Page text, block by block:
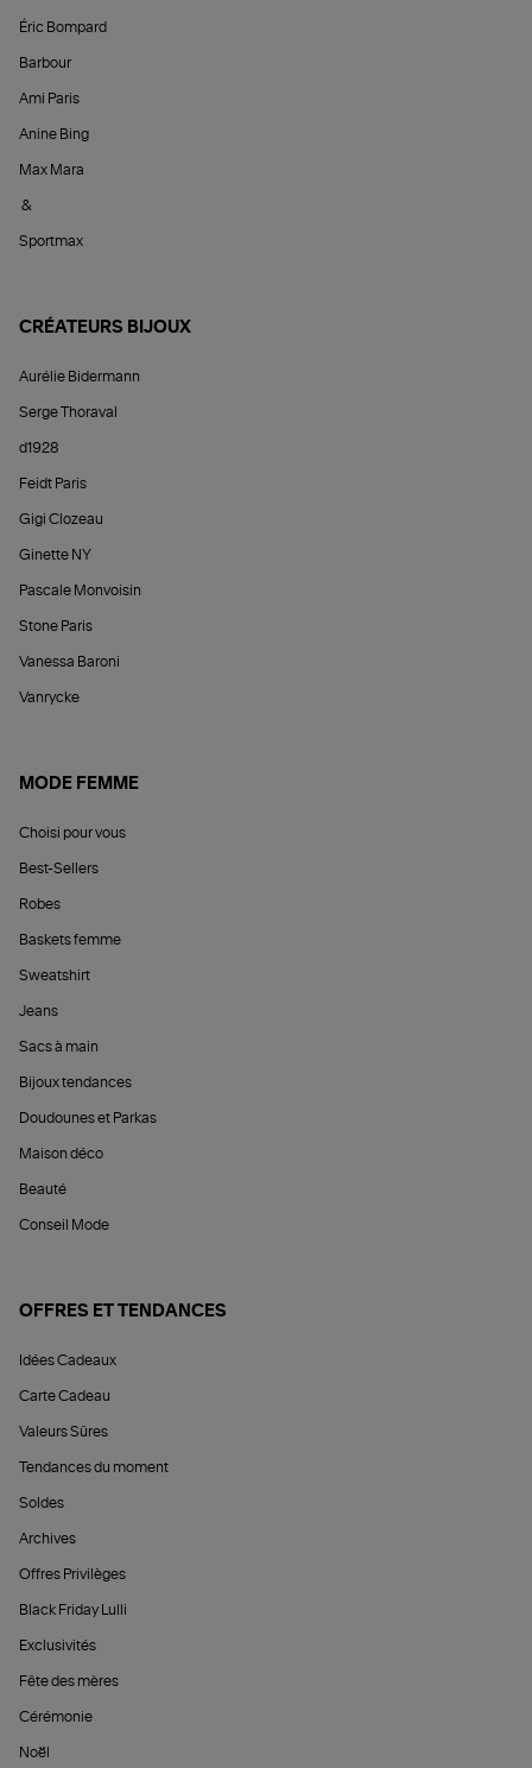
Éric Bompard
Barbour
Ami Paris
Anine Bing
Max Mara
&
Sportmax
CRÉATEURS BIJOUX
Aurélie Bidermann
Serge Thoraval
d1928
Feidt Paris
Gigi Clozeau
Ginette NY
Pascale Monvoisin
Stone Paris
Vanessa Baroni
Vanrycke
MODE FEMME
Choisi pour vous
Best-Sellers
Robes
Baskets femme
Sweatshirt
Jeans
Sacs à main
Bijoux tendances
Doudounes et Parkas
Maison déco
Beauté
Conseil Mode
OFFRES ET TENDANCES
Idées Cadeaux
Carte Cadeau
Valeurs Sûres
Tendances du moment
Soldes
Archives
Offres Privilèges
Black Friday Lulli
Exclusivités
Fête des mères
Cérémonie
Noël